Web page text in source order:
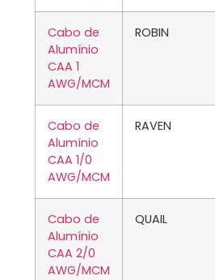
Cabo de
Alumínio
CAA 1
AWG/MCM
ROBIN
Cabo de
Alumínio
CAA 1/0
AWG/MCM
RAVEN
Cabo de
Alumínio
CAA 2/0
AWG/MCM
QUAIL